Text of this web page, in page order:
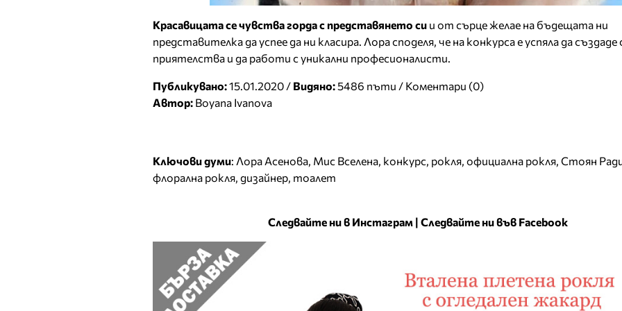
Красавицата се чувства горда с представянето си и от сърце желае на бъдещата ни
представителка да успее да ни класира. Лора споделя, че на конкурса е успяла да създаде
приятелства и да работи с уникални професионалисти.
Публикувано:15.01.2020 / Видяно: 5486 пъти / Коментари (0)
Автор: Boyana Ivanova
Ключови думи: Лора Асенова Мис Вселена конкурс рокля официална рокля Стоян
флорална рокля дизайнер тоалет
Следвайте ни в Инстаграм | Следвайте ни във Facebook